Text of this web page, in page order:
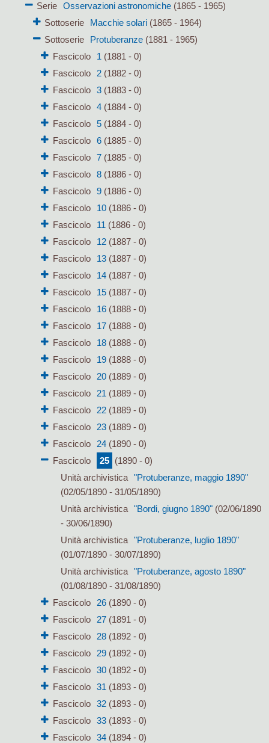
Serie Osservazioni astronomiche(1865 - 1965)
Sottoserie
Macchie solari (1865 - 1964)
Sottoserie
Protuberanze (1881 - 1965)
Fascicolo
1 (1881 - 0)
Fascicolo
2(1882 - 0)
Fascicolo
3(1883 - 0)
Fascicolo
4(1884 - 0)
Fascicolo
5(1884 - 0)
Fascicolo
6(1885 - 0)
Fascicolo
7(1885 - 0)
Fascicolo
8(1886 - 0)
Fascicolo
9(1886 - 0)
Fascicolo
10(1886 - 0)
Fascicolo
11 (1886 - 0)
Fascicolo
12(1887 - 0)
Fascicolo
13(1887 - 0)
Fascicolo
14(1887 - 0)
Fascicolo
15(1887 - 0)
Fascicolo
16(1888 - 0)
Fascicolo
17(1888 - 0)
Fascicolo
18(1888 - 0)
Fascicolo
19(1888 - 0)
Fascicolo
20(1889 - 0)
Fascicolo
21 (1889 - 0)
Fascicolo
22(1889 - 0)
Fascicolo
23(1889 - 0)
Fascicolo
24(1890 - 0)
Fascicolo
25
(1890 - 0)
Unità archivistica "Protuberanze, maggio 1890"
(02/05/1890 - 31/05/1890)
Unità archivistica "Bordi, giugno 1890"(02/06/1890
- 30/06/1890)
Unità archivistica "Protuberanze, luglio 1890"
(01/07/1890 - 30/07/1890)
Unità archivistica "Protuberanze, agosto 1890"
(01/08/1890 - 31/08/1890)
Fascicolo
26(1890 - 0)
Fascicolo
27(1891 - 0)
Fascicolo
28(1892 - 0)
Fascicolo
29(1892 - 0)
Fascicolo
30(1892 - 0)
Fascicolo
31 (1893 - 0)
Fascicolo
32(1893 - 0)
Fascicolo
33(1893 - 0)
Fascicolo
34(1894 - 0)